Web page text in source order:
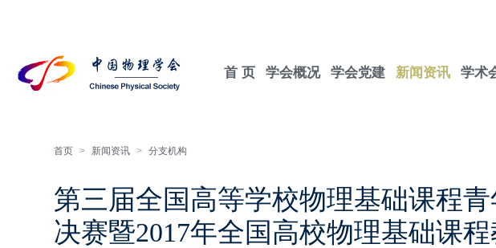
首 页 学会概况 学会党建 新闻资讯 学术
首页 > 新闻资讯 > 分支机构
第三届全国高等学校物理基础课程
决赛暨2017年全国高校物理基础课